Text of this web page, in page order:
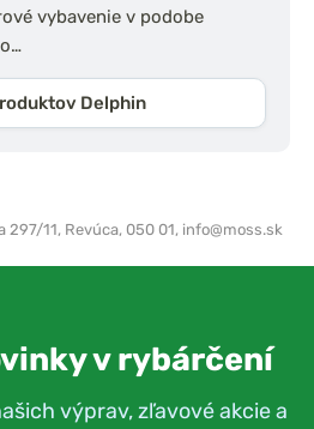
vybavenie v podobe
Delphin
297/11, Revúca, 050 01, info@moss.sk
v rybárčení
výprav, zľavové akcie a